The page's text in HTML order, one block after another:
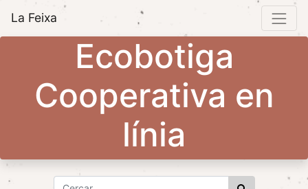
La Feixa
Ecobotiga
Cooperativa en
línia